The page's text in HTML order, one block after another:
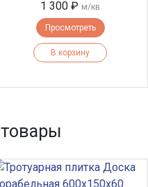
1 300 ₽ м/кв
Просмотреть
В корзину